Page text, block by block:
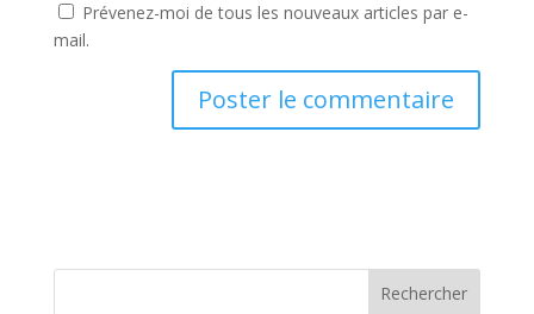
Prévenez-moi de tous les nouveaux articles par e-
mail.
Rechercher